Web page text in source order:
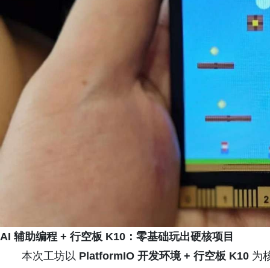
AI 辅助编程 + 行空板 K10：零基础玩出硬核项目
本次工坊以 PlatformIO 开发环境 + 行空板 K10 为